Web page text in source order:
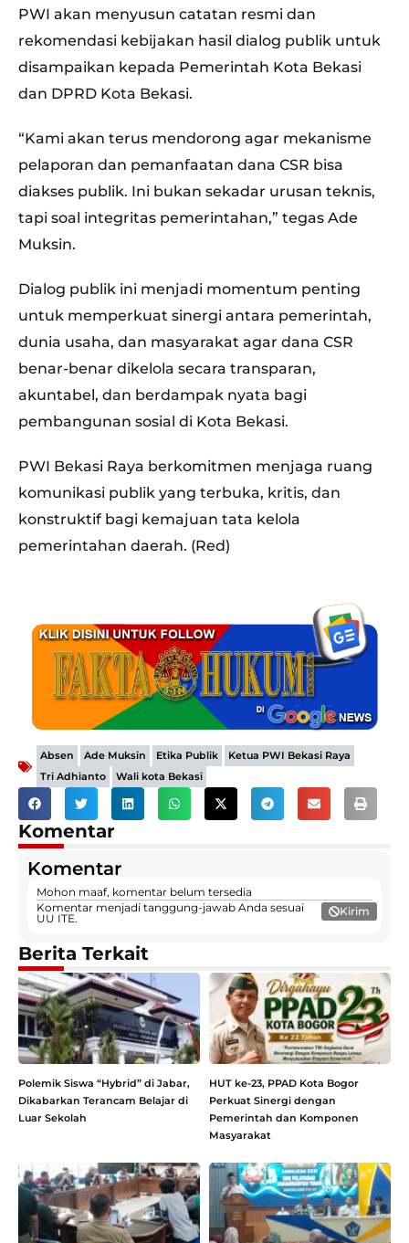
PWI akan menyusun catatan resmi dan
rekomendasi kebijakan hasil dialog publik untuk
disampaikan kepada Pemerintah Kota Bekasi
dan DPRD Kota Bekasi.
“Kami akan terus mendorong agar mekanisme
pelaporan dan pemanfaatan dana CSR bisa
diakses publik. Ini bukan sekadar urusan teknis,
tapi soal integritas pemerintahan,” tegas Ade
Muksin.
Dialog publik ini menjadi momentum penting
untuk memperkuat sinergi antara pemerintah,
dunia usaha, dan masyarakat agar dana CSR
benar-benar dikelola secara transparan,
akuntabel, dan berdampak nyata bagi
pembangunan sosial di Kota Bekasi.
PWI Bekasi Raya berkomitmen menjaga ruang
komunikasi publik yang terbuka, kritis, dan
konstruktif bagi kemajuan tata kelola
pemerintahan daerah. (Red)
Absen Ade Muksin Etika Publik Ketua PWI Bekasi Raya
Tri Adhianto
Wali kota Bekasi
Komentar
Komentar
Mohon maaf, komentar belum tersedia
Komentar menjadi tanggung-jawab Anda sesuai
UU ITE.
Kirim
Berita Terkait
Polemik Siswa “Hybrid” di Jabar,
Dikabarkan Terancam Belajar di
Luar Sekolah
HUT ke-23, PPAD Kota Bogor
Perkuat Sinergi dengan
Pemerintah dan Komponen
Masyarakat